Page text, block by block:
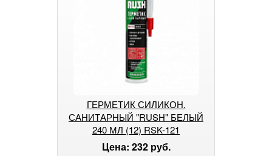
ГЕРМЕТИК СИЛИКОН.
САНИТАРНЫЙ "RUSH" БЕЛЫЙ
240 МЛ (12) RSK-121
Цена: 232 руб.